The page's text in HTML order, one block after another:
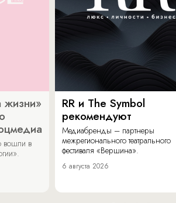
жизни»
вошли в
RR и The Symbol
рекомендуют
Медиабренды – партнеры
межрегионального театрального
фестиваля «Вершина».
6 августа 2026